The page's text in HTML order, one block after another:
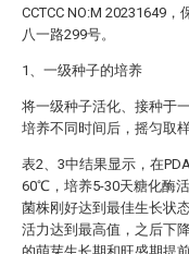
CCTCC NO:M 20231649
八一路299号。
1、一级种子的培养
将一级种子活化、接种于
培养不同时间后，摇匀取
表2、3中结果显示，在
60℃，培养5-30天糖化酶
菌株刚好达到最佳生长状
活力达到最高值，之后下